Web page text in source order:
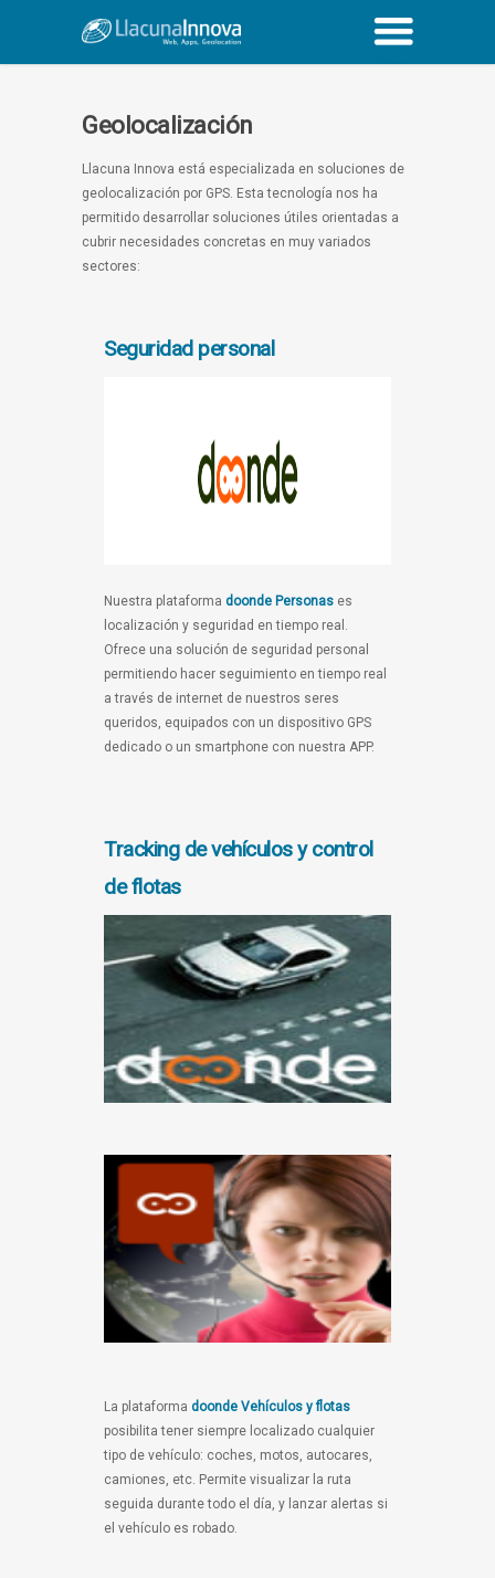
Geolocalización
Llacuna Innova está especializada en soluciones de
geolocalización por GPS. Esta tecnología nos ha
permitido desarrollar soluciones útiles orientadas a
cubrir necesidades concretas en muy variados
sectores:
Seguridad personal
Nuestra plataforma doonde Personas es
localización y seguridad en tiempo real.
Ofrece una solución de seguridad personal
permitiendo hacer seguimiento en tiempo real
a través de internet de nuestros seres
queridos, equipados con un dispositivo GPS
dedicado o un smartphone con nuestra APP.
Tracking de vehículos y control
de flotas
La plataforma doonde Vehículos y flotas
posibilita tener siempre localizado cualquier
tipo de vehículo: coches, motos, autocares,
camiones, etc. Permite visualizar la ruta
seguida durante todo el día, y lanzar alertas si
el vehículo es robado.